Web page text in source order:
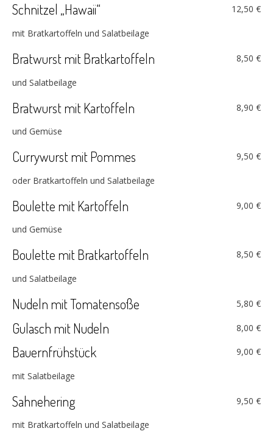
Schnitzel „Hawaii“ 12,50 €
mit Bratkartoffeln und Salatbeilage
Bratwurst mit Bratkartoffeln 8,50 €
und Salatbeilage
Bratwurst mit Kartoffeln 8,90 €
und Gemüse
Currywurst mit Pommes 9,50 €
oder Bratkartoffeln und Salatbeilage
Boulette mit Kartoffeln 9,00 €
und Gemüse
Boulette mit Bratkartoffeln 8,50 €
und Salatbeilage
Nudeln mit Tomatensoße 5,80 €
Gulasch mit Nudeln 8,00 €
Bauernfrühstück 9,00 €
mit Salatbeilage
Sahnehering 9,50 €
mit Bratkartoffeln und Salatbeilage